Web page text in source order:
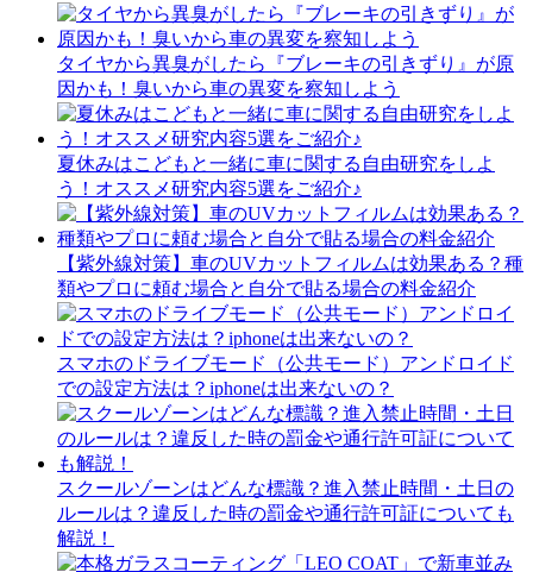
タイヤから異臭がしたら『ブレーキの引きずり』が原
因かも！臭いから車の異変を察知しよう
夏休みはこどもと一緒に車に関する自由研究をしよ
う！オススメ研究内容5選をご紹介♪
【紫外線対策】車のUVカットフィルムは効果ある？種
類やプロに頼む場合と自分で貼る場合の料金紹介
スマホのドライブモード（公共モード）アンドロイド
での設定方法は？iphoneは出来ないの？
スクールゾーンはどんな標識？進入禁止時間・土日の
ルールは？違反した時の罰金や通行許可証についても
解説！